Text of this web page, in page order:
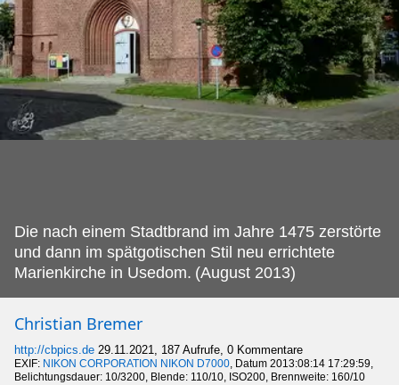
Die nach einem Stadtbrand im Jahre 1475 zerstörte
und dann im spätgotischen Stil neu errichtete
Marienkirche in Usedom. (August 2013)
Christian Bremer
http://cbpics.de 29.11.2021, 187 Aufrufe, 0 Kommentare
EXIF: NIKON CORPORATION NIKON D7000, Datum 2013:08:14 17:29:59,
Belichtungsdauer: 10/3200, Blende: 110/10, ISO200, Brennweite: 160/10